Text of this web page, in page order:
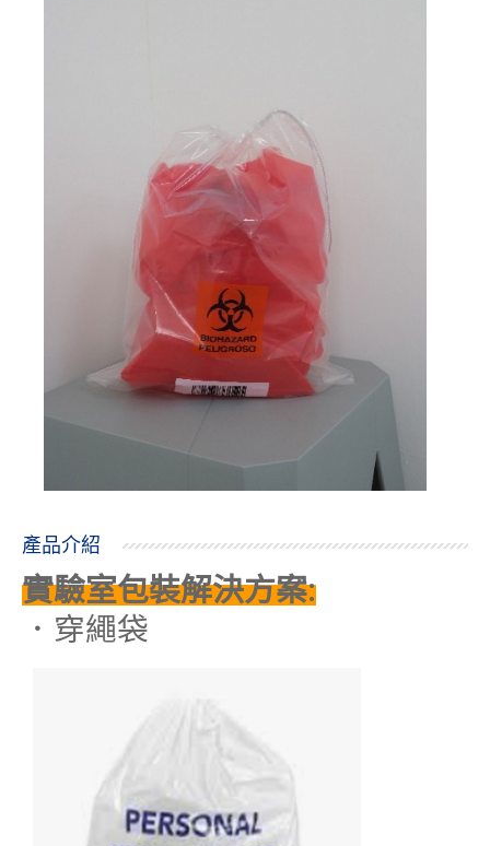
產品介紹
實驗室包裝解決方案:
．穿繩袋